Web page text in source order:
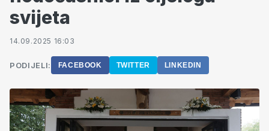
svijeta
14.09.2025 16:03
PODIJELI: FACEBOOK TWITTER LINKEDIN